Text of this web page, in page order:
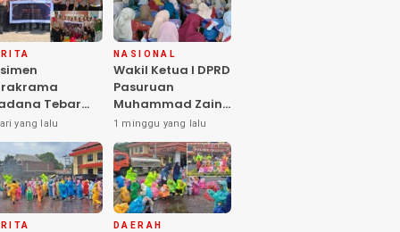
Tebar
di
Asuhan
Balita SYD,
Hangat
Terlantar
Hadir
Hati”
yang lalu
NASIONAL
Wakil Ketua I DPRD
Pasuruan
Muhammad Zaini
Soroti Krisis
Fasilitas Sekolah
di Tengah Efisiensi
Anggaran
1 minggu yang lalu
DAERAH